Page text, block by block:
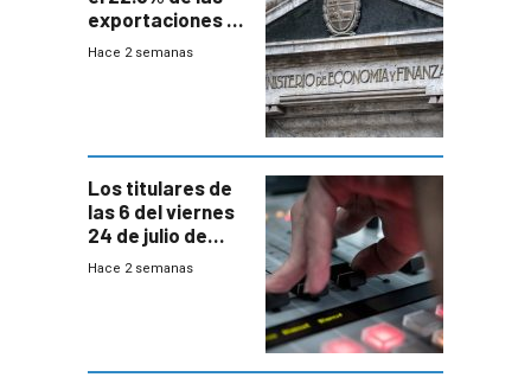
exportaciones a
EE.UU se verán
Hace 2 semanas
Los titulares de
las 6 del viernes
24 de julio de
2026
Hace 2 semanas